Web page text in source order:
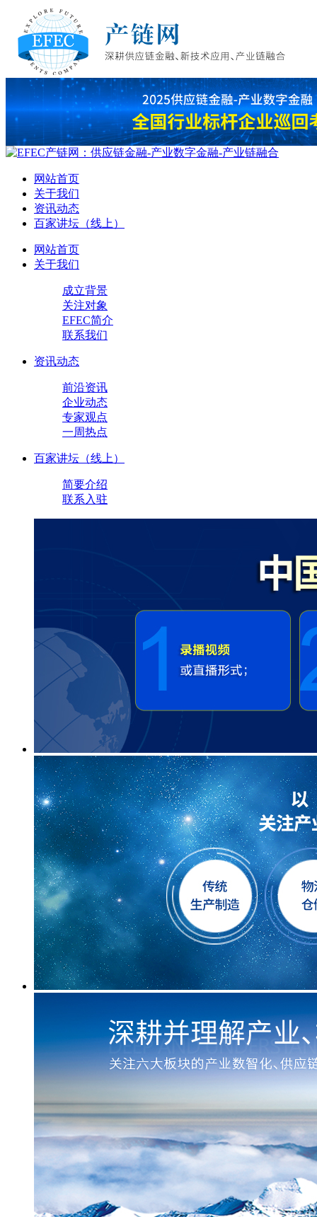
网站首页
关于我们
资讯动态
百家讲坛（线上）
网站首页
关于我们
成立背景
关注对象
EFEC简介
联系我们
资讯动态
前沿资讯
企业动态
专家观点
一周热点
百家讲坛（线上）
简要介绍
联系入驻